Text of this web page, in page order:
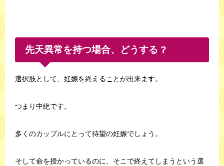
先天異常を持つ場合、どうする ?
選択肢として、妊娠を終えることが出来ます。
つまり中絶です。
多くのカップルにとって待望の妊娠でしょう。
そして命を授かっているのに、そこで終えてしまうという選